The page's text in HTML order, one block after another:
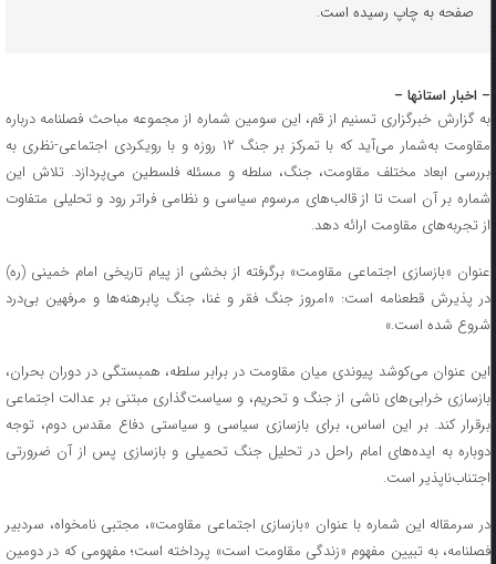
صفحه به چاپ رسیده است.
– اخبار استانها –
به گزارش خبرگزاری تسنیم از قم، این سومین شماره از مجموعه مباحث فصلنامه درباره
مقاومت به‌شمار می‌آید که با تمرکز بر جنگ ۱۲ روزه و با رویکردی اجتماعی-نظری به
بررسی ابعاد مختلف مقاومت، جنگ، سلطه و مسئله فلسطین می‌پردازد. تلاش این
شماره بر آن است تا از قالب‌های مرسوم سیاسی و نظامی فراتر رود و تحلیلی متفاوت
از تجربه‌های مقاومت ارائه دهد.
عنوان «بازسازی اجتماعی مقاومت» برگرفته از بخشی از پیام تاریخی امام خمینی (ره)
در پذیرش قطعنامه است: «امروز جنگ فقر و غنا، جنگ پابرهنه‌ها و مرفهین بی‌درد
شروع شده است.»
این عنوان می‌کوشد پیوندی میان مقاومت در برابر سلطه، همبستگی در دوران بحران،
بازسازی خرابی‌های ناشی از جنگ و تحریم، و سیاست‌گذاری مبتنی بر عدالت اجتماعی
برقرار کند. بر این اساس، برای بازسازی سیاسی و سیاستی دفاع مقدس دوم، توجه
دوباره به ایده‌های امام راحل در تحلیل جنگ تحمیلی و بازسازی پس از آن ضرورتی
اجتناب‌ناپذیر است.
در سرمقاله این شماره با عنوان «بازسازی اجتماعی مقاومت»، مجتبی نامخواه، سردبیر
فصلنامه، به تبیین مفهوم «زندگی مقاومت است» پرداخته است؛ مفهومی که در دومین